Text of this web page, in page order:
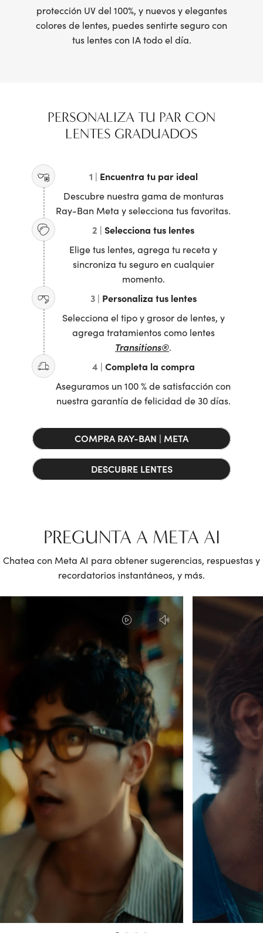
protección UV del 100%, y nuevos y elegantes
colores de lentes, puedes sentirte seguro con
tus lentes con IA todo el día.
PERSONALIZA TU PAR CON
LENTES GRADUADOS
1 | Encuentra tu par ideal
Descubre nuestra gama de monturas
Ray-Ban Meta y selecciona tus favoritas.
2 | Selecciona tus lentes
Elige tus lentes, agrega tu receta y
sincroniza tu seguro en cualquier
momento.
3 | Personaliza tus lentes
Selecciona el tipo y grosor de lentes, y
agrega tratamientos como lentes
Transitions®.
4 | Completa la compra
Aseguramos un 100 % de satisfacción con
nuestra garantía de felicidad de 30 días.
COMPRA RAY-BAN | META
DESCUBRE LENTES
PREGUNTA A META AI
Chatea con Meta AI para obtener sugerencias, respuestas y
recordatorios instantáneos, y más.